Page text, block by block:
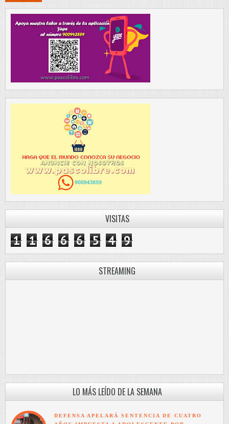
VISITAS
1 1 6 6 6 5 4 9
STREAMING
LO MÁS LEÍDO DE LA SEMANA
DEFENSA APELARÁ SENTENCIA DE CUATRO